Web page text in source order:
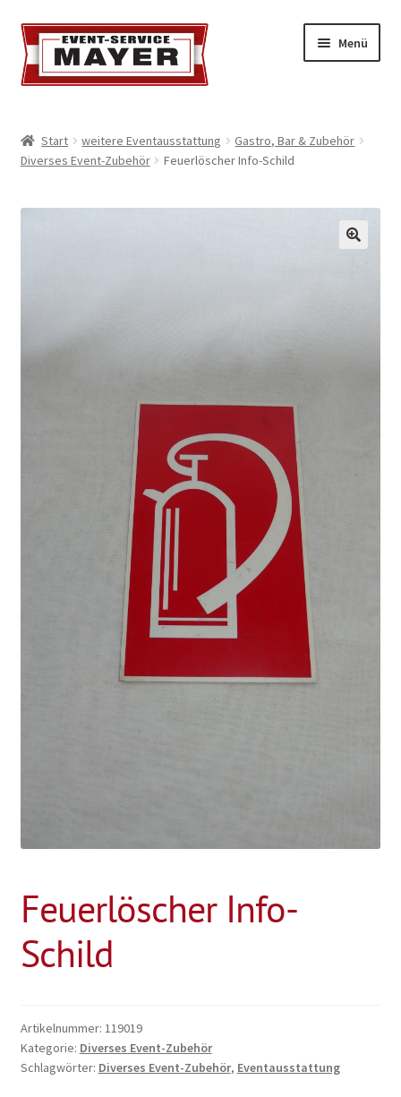
Menü
Event-Service
Standort & Öffnungszeiten
Geschäftsbedingungen
Start weitere Eventausstattung
Gastro, Bar & Zubehör
Diverses Event-Zubehör
Feuerlöscher Info-Schild
Feuerlöscher Info-
Schild
Artikelnummer: 119019
Kategorie: Diverses Event-Zubehör
Schlagwörter: Diverses Event-Zubehör, Eventausstattung